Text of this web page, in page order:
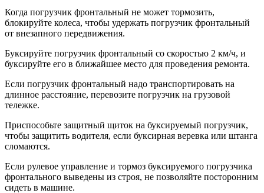
Когда погрузчик фронтальный не может тормозить,
блокируйте колеса, чтобы удержать погрузчик фронтальный
от внезапного передвижения.
Буксируйте погрузчик фронтальный со скоростью 2 км/ч, и
буксируйте его в ближайшее место для проведения ремонта.
Если погрузчик фронтальный надо транспортировать на
длинное расстояние, перевозите погрузчик на грузовой
тележке.
Приспособьте защитный щиток на буксируемый погрузчик,
чтобы защитить водителя, если буксирная веревка или штанга
сломаются.
Если рулевое управление и тормоз буксируемого погрузчика
фронтального выведены из строя, не позволяйте посторонним
сидеть в машине.